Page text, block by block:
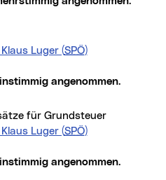
Luger (SPÖ)
angenommen.
für Grundsteuer
Luger (SPÖ)
angenommen.